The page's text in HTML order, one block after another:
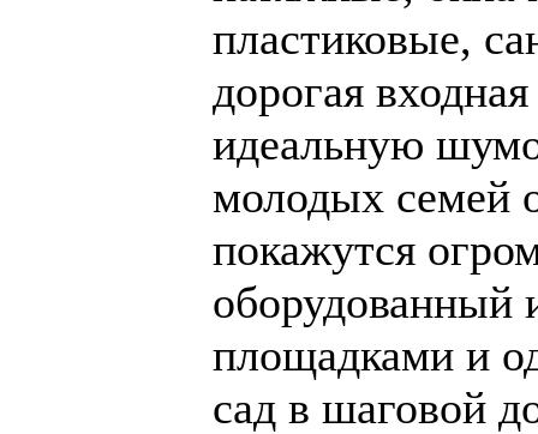
пластиковые,
дорогая
идеальную
молодых семей
покажутся
площадками и
сад в шаговой